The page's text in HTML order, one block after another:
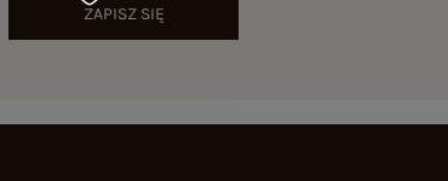
ZAPISZ SIĘ